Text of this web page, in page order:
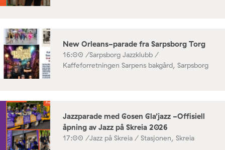
New Orleans-parade fra Sarpsborg Torg
16:00 /Sarpsborg Jazzklubb /
Kaffeforretningen Sarpens bakgård, Sarpsborg
Jazzparade med Gosen Gla’jazz -Offisiell
åpning av Jazz på Skreia 2026
17:00 /Jazz på Skreia / Stasjonen, Skreia